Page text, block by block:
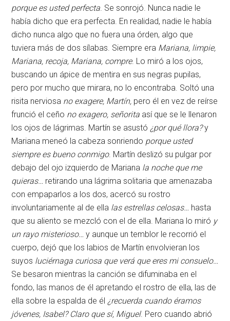
porque es usted perfecta. Se sonrojó. Nunca nadie le
había dicho que era perfecta. En realidad, nadie le había
dicho nunca algo que no fuera una órden, algo que
tuviera más de dos sílabas. Siempre era Mariana, limpie,
Mariana, recoja, Mariana, compre. Lo miró a los ojos,
buscando un ápice de mentira en sus negras pupilas,
pero por mucho que mirara, no lo encontraba. Soltó una
risita nerviosa no exagere, Martín, pero él en vez de reírse
frunció el ceño no exagero, señorita así que se le llenaron
los ojos de lágrimas. Martín se asustó ¿por qué llora?y
Mariana meneó la cabeza sonriendo porque usted
siempre es bueno conmigo. Martín deslizó su pulgar por
debajo del ojo izquierdo de Mariana la noche que me
quieras… retirando una lágrima solitaria que amenazaba
con empaparlos a los dos, acercó su rostro
involuntariamente al de ella las estrellas celosas… hasta
que su aliento se mezcló con el de ella. Mariana lo miró y
un rayo misterioso…y aunque un temblor le recorrió el
cuerpo, dejó que los labios de Martín envolvieran los
suyos luciérnaga curiosa que verá que eres mi consuelo…
Se besaron mientras la canción se difuminaba en el
fondo, las manos de él apretando el rostro de ella, las de
ella sobre la espalda de él ¿recuerda cuando éramos
jóvenes, Isabel? Claro que sí, Miguel. Pero cuando abrió